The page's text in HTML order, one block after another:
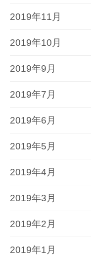
2019年11月
2019年10月
2019年9月
2019年7月
2019年6月
2019年5月
2019年4月
2019年3月
2019年2月
2019年1月